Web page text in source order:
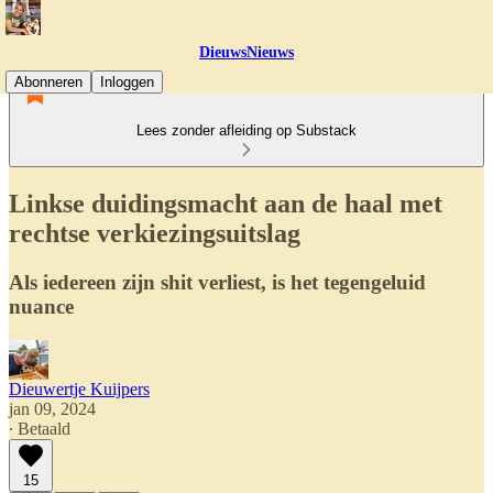
DieuwsNieuws
Abonneren
Inloggen
Lees zonder afleiding op Substack
Linkse duidingsmacht aan de haal met
rechtse verkiezingsuitslag
Als iedereen zijn shit verliest, is het tegengeluid
nuance
Dieuwertje Kuijpers
jan 09, 2024
∙ Betaald
15